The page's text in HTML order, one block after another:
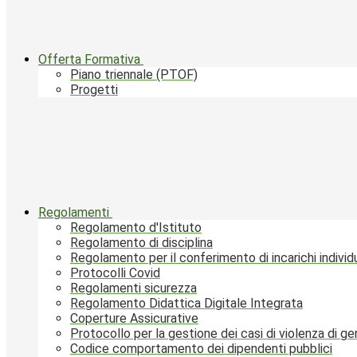
Offerta Formativa
Piano triennale (PTOF)
Progetti
Regolamenti
Regolamento d'Istituto
Regolamento di disciplina
Regolamento per il conferimento di incarichi
Protocolli Covid
Regolamenti sicurezza
Regolamento Didattica Digitale Integrata
Coperture Assicurative
Protocollo per la gestione dei casi di violenza di
Codice comportamento dei dipendenti pubblici